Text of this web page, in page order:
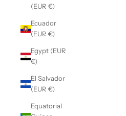
(EUR €)
Ecuador
(EUR €)
Egypt (EUR
€)
El Salvador
(EUR €)
Equatorial